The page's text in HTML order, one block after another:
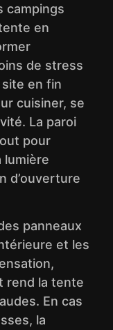
campings
en
de stress
site en fin
cuisiner, se
La paroi
pour
lumière
d’ouverture
panneaux
et les
rend la tente
En cas
la